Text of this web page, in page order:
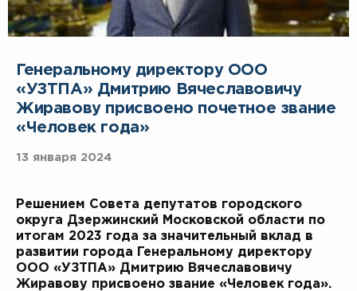
Генеральному директору ООО
«УЗТПА» Дмитрию Вячеславовичу
Жиравову присвоено почетное звание
«Человек года»
13 января 2024
Решением Совета депутатов городского
округа Дзержинский Московской области по
итогам 2023 года за значительный вклад в
развитии города Генеральному директору
ООО «УЗТПА» Дмитрию Вячеславовичу
Жиравову присвоено звание «Человек года».